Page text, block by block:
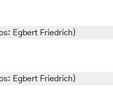
Egbert Friedrich)
Egbert Friedrich)